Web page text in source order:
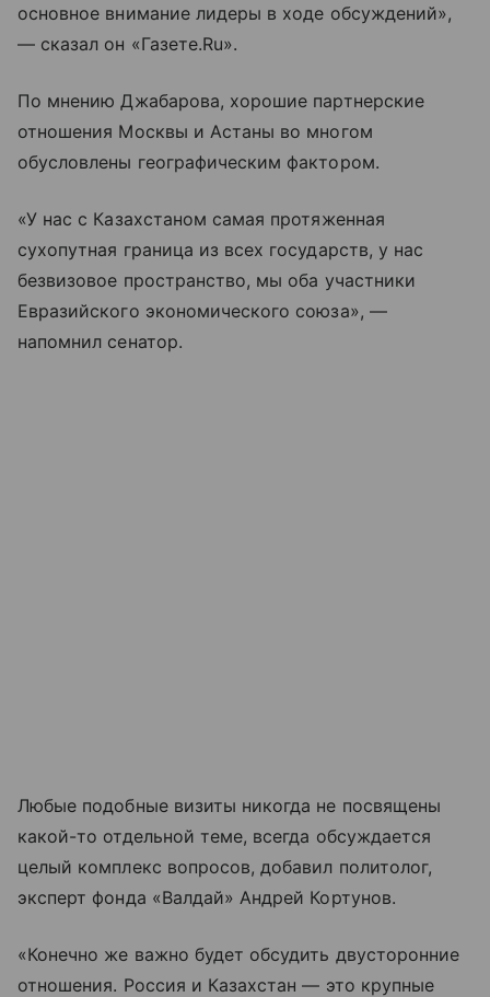
основное внимание лидеры в ходе обсуждений»,
— сказал он «Газете.Ru».
По мнению Джабарова, хорошие партнерские
отношения Москвы и Астаны во многом
обусловлены географическим фактором.
«У нас с Казахстаном самая протяженная
сухопутная граница из всех государств, у нас
безвизовое пространство, мы оба участники
Евразийского экономического союза», —
напомнил сенатор.
Любые подобные визиты никогда не посвящены
какой-то отдельной теме, всегда обсуждается
целый комплекс вопросов, добавил политолог,
эксперт фонда «Валдай» Андрей Кортунов.
«Конечно же важно будет обсудить двусторонние
отношения. Россия и Казахстан — это крупные